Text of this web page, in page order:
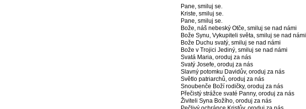
Pane, smiluj se.
Kriste, smiluj se.
Pane, smiluj se.
Bože, náš nebeský Otče, smiluj se nad námi
Bože Synu, Vykupiteli světa, smiluj se nad námi
Bože Duchu svatý, smiluj se nad námi
Bože v Trojici Jediný, smiluj se nad námi
Svatá Maria, oroduj za nás
Svatý Josefe, oroduj za nás
Slavný potomku Davidův, oroduj za nás
Světlo patriarchů, oroduj za nás
Snoubenče Boží rodičky, oroduj za nás
Přečistý strážce svaté Panny, oroduj za nás
Živiteli Syna Božího, oroduj za nás